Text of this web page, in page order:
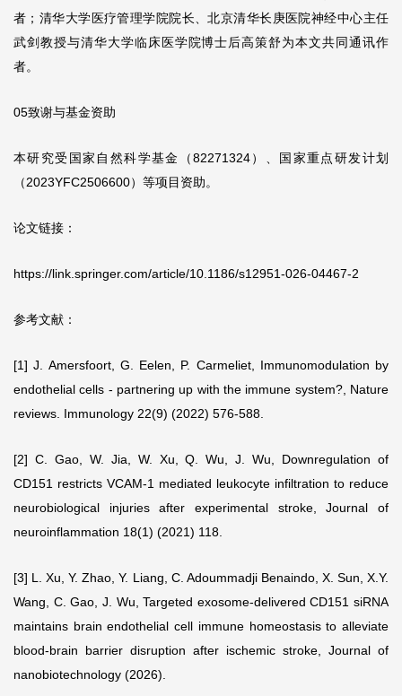
者；清华大学医疗管理学院院长、北京清华长庚医院神经中心主任
武剑教授与清华大学临床医学院博士后高策舒为本文共同通讯作
者。
05致谢与基金资助
本研究受国家自然科学基金（82271324）、国家重点研发计划
（2023YFC2506600）等项目资助。
论文链接：
https://link.springer.com/article/10.1186/s12951-026-04467-2
参考文献：
[1] J. Amersfoort, G. Eelen, P. Carmeliet, Immunomodulation by
endothelial cells - partnering up with the immune system?, Nature
reviews. Immunology 22(9) (2022) 576-588.
[2] C. Gao, W. Jia, W. Xu, Q. Wu, J. Wu, Downregulation of
CD151 restricts VCAM-1 mediated leukocyte infiltration to reduce
neurobiological injuries after experimental stroke, Journal of
neuroinflammation 18(1) (2021) 118.
[3] L. Xu, Y. Zhao, Y. Liang, C. Adoummadji Benaindo, X. Sun, X.Y.
Wang, C. Gao, J. Wu, Targeted exosome-delivered CD151 siRNA
maintains brain endothelial cell immune homeostasis to alleviate
blood-brain barrier disruption after ischemic stroke, Journal of
nanobiotechnology (2026).